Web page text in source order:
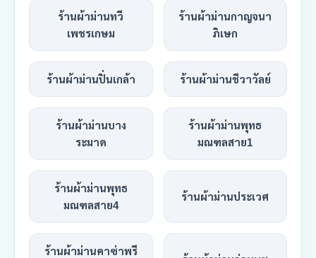
ร้านผ้าม่านทวี
เพชรเกษม
ร้านผ้าม่านกาญจนา
ภิเษก
ร้านผ้าม่านปิ่นเกล้า ร้านผ้าม่านชีวาวัลย์
ร้านผ้าม่านบาง
ระมาด
ร้านผ้าม่านพุทธ
มณฑลสาย1
ร้านผ้าม่านพุทธ
มณฑลสาย4
ร้านผ้าม่านประเวศ
ร้านผ้าม่านคาซ่าพรี